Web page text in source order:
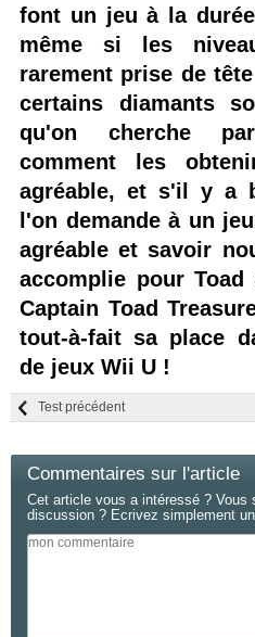
font un jeu à la
même si les
rarement prise de
certains diamants
qu'on cherche
comment les
agréable, et s'il y a
l'on demande à un
agréable et savoir
accomplie pour
Captain Toad
tout-à-fait sa place
de jeux Wii U !
Test précédent
Commentaires sur l'article
Cet article vous a intéressé ? Vous
discussion ? Ecrivez simplement